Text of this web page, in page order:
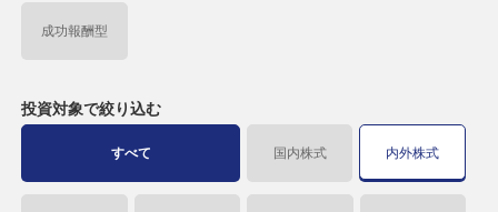
成功報酬型
投資対象で絞り込む
すべて 国内株式 内外株式